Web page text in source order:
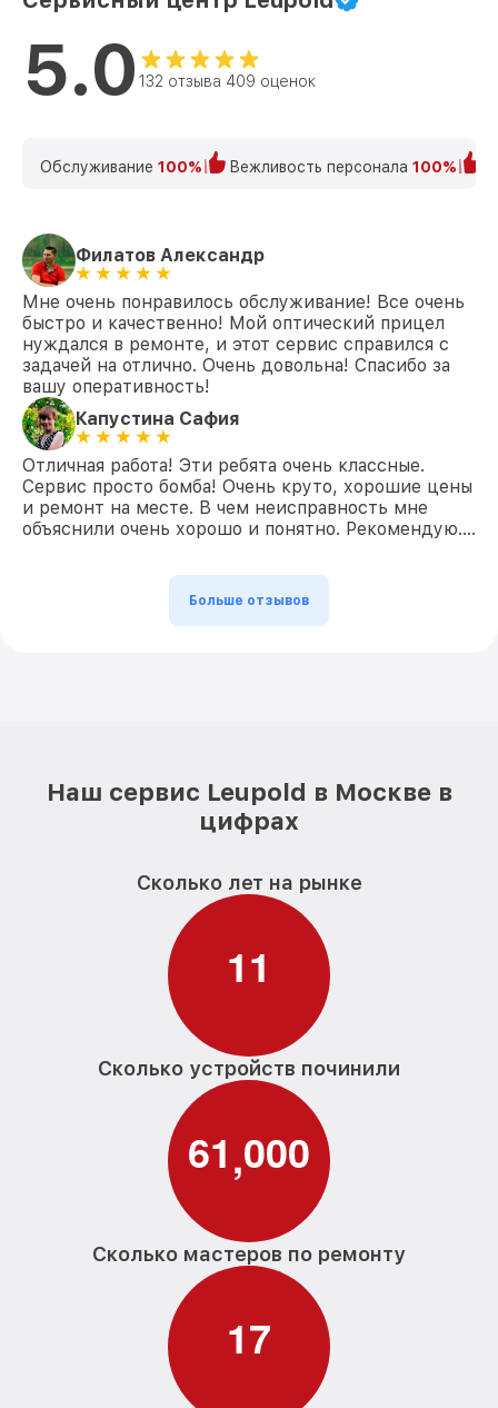
5.0 132 отзыва 409 оценок
Обслуживание 100% Вежливость персонала 100%
Филатов Александр
Мне очень понравилось обслуживание! Все очень
быстро и качественно! Мой оптический прицел
нуждался в ремонте, и этот сервис справился с
задачей на отлично. Очень довольна! Спасибо за
вашу оперативность!
Капустина Сафия
Отличная работа! Эти ребята очень классные.
Сервис просто бомба! Очень круто, хорошие цены
и ремонт на месте. В чем неисправность мне
объяснили очень хорошо и понятно. Рекомендую….
Больше отзывов
Наш сервис Leupold в Москве в
цифрах
Сколько лет на рынке
11
Сколько устройств починили
61,000
Сколько мастеров по ремонту
17